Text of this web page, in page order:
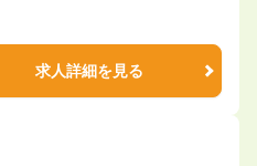
求人詳細を見る